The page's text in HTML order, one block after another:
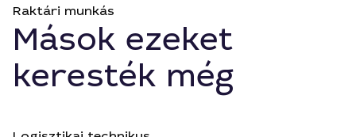
Raktári munkás
Mások ezeket
keresték még